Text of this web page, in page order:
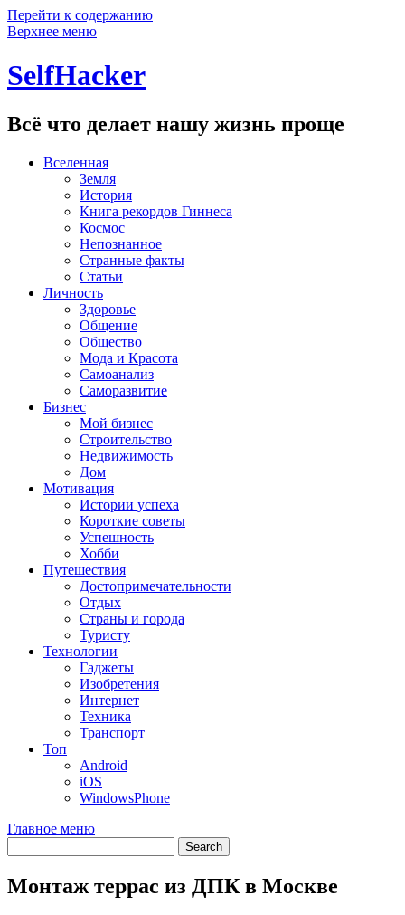
Перейти к содержанию
Верхнее меню
SelfHacker
Всё что делает нашу жизнь проще
Вселенная
Земля
История
Книга рекордов Гиннеса
Космос
Непознанное
Странные факты
Статьи
Личность
Здоровье
Общение
Общество
Мода и Красота
Самоанализ
Саморазвитие
Бизнес
Мой бизнес
Строительство
Недвижимость
Дом
Мотивация
Истории успеха
Короткие советы
Успешность
Хобби
Путешествия
Достопримечательности
Отдых
Страны и города
Туристу
Технологии
Гаджеты
Изобретения
Интернет
Техника
Транспорт
Топ
Android
iOS
WindowsPhone
Главное меню
Монтаж террас из ДПК в Москве